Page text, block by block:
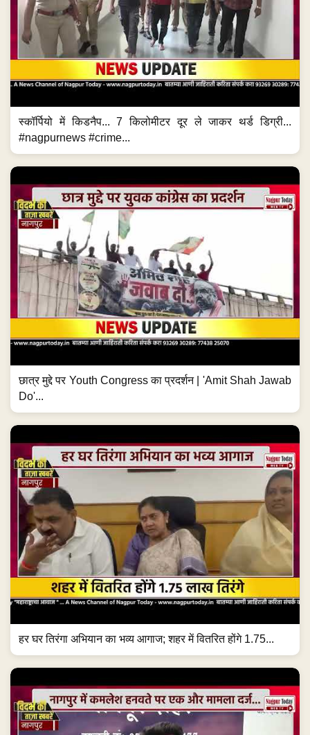
स्कॉर्पियो में किडनैप... 7 किलोमीटर दूर ले जाकर थर्ड डिग्री...
#nagpurnews #crime...
छात्र मुद्दे पर Youth Congress का प्रदर्शन | 'Amit Shah Jawab
Do'...
हर घर तिरंगा अभियान का भव्य आगाज; शहर में वितरित होंगे 1.75...